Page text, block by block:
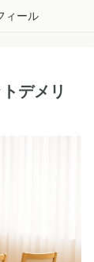
ィール
デメリ